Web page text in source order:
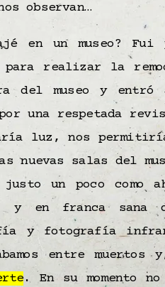
observan…
en un museo?
realizar la
museo y entró a
una respetada
luz, nos
nuevas salas del
un poco como
y en franca sana
y fotografía
entre muertos
. En su momento